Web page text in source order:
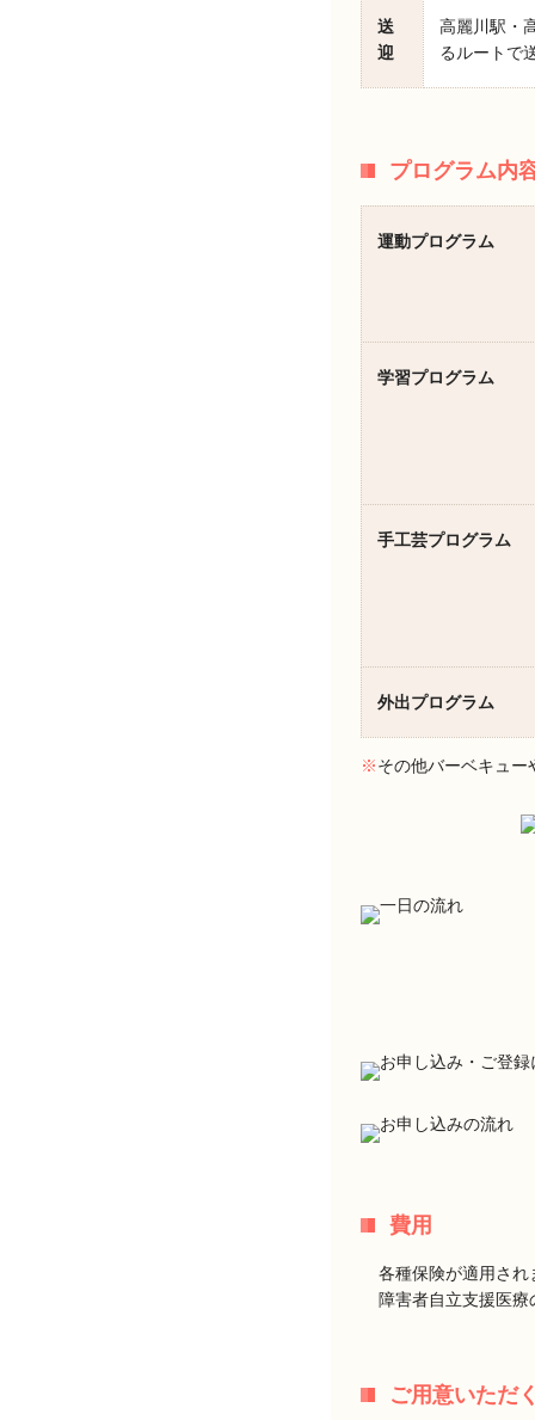
送
迎
高麗川駅・
るルートで
プログラム内
運動プログラム
学習プログラム
手工芸プログラム
外出プログラム
※その他バーベキュー
費用
各種保険が適用され
障害者自立支援医
ご用意いただ